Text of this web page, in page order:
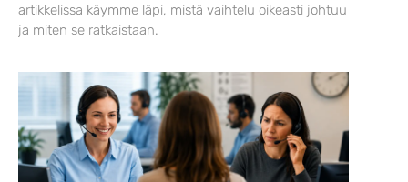
artikkelissa käymme läpi, mistä vaihtelu oikeasti johtuu
ja miten se ratkaistaan.